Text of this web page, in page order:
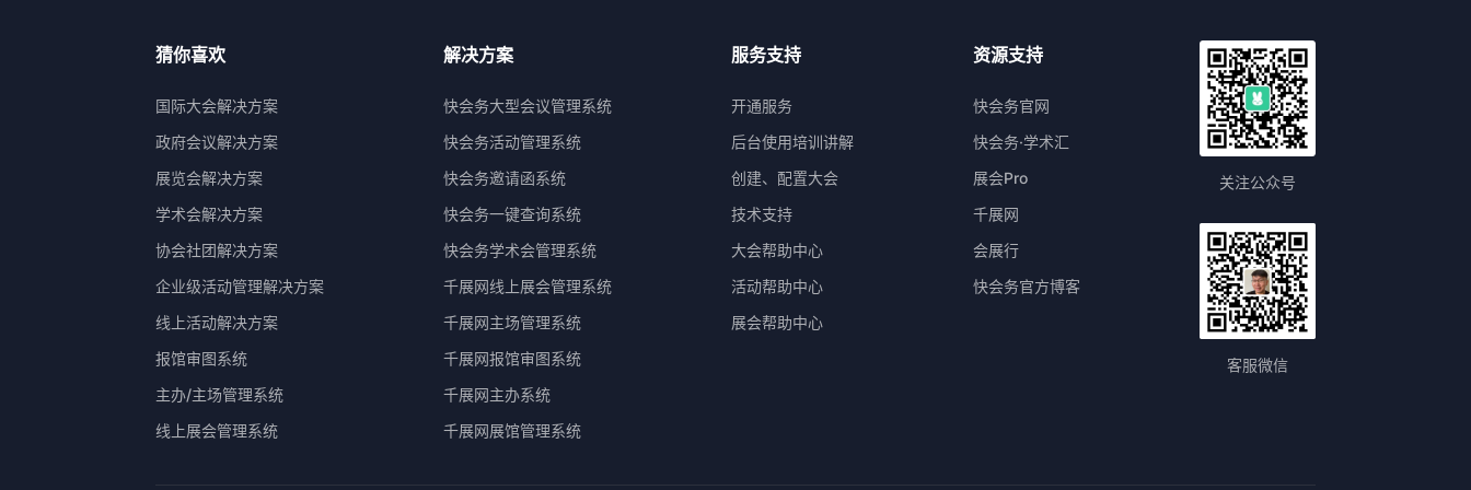
猜你喜欢
国际大会解决方案
政府会议解决方案
展览会解决方案
学术会解决方案
协会社团解决方案
企业级活动管理解决方案
线上活动解决方案
报馆审图系统
主办/主场管理系统
线上展会管理系统
解决方案
快会务大型会议管理系统
快会务活动管理系统
快会务邀请函系统
快会务一键查询系统
快会务学术会管理系统
千展网线上展会管理系统
千展网主场管理系统
千展网报馆审图系统
千展网主办系统
千展网展馆管理系统
服务支持
开通服务
后台使用培训讲解
创建、配置大会
技术支持
大会帮助中心
活动帮助中心
展会帮助中心
资源支持
快会务官网
快会务·学术汇
展会Pro
千展网
会展行
快会务官方博客
关注公众号
客服微信